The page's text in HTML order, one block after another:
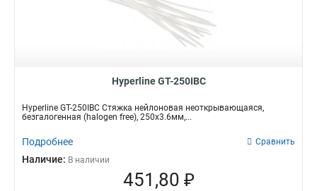
Hyperline GT-250IBC
Hyperline GT-250IBC Стяжка нейлоновая неоткрывающаяся,
безгалогенная (halogen free), 250x3.6мм,...
Подробнее Сравнить
Наличие: В наличии
451,80 ₽